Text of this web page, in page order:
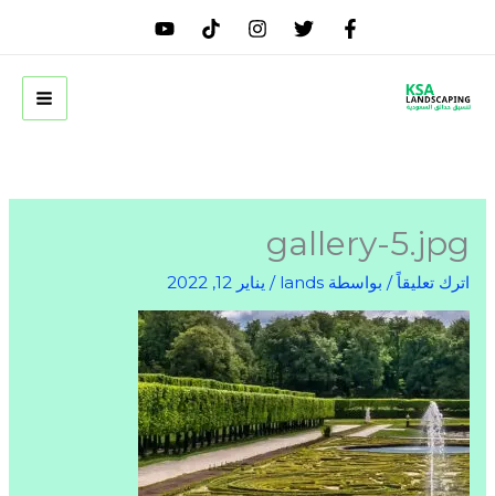
gallery-5.jpg
اترك تعليقاً / بواسطة lands
/ يناير 12, 2022